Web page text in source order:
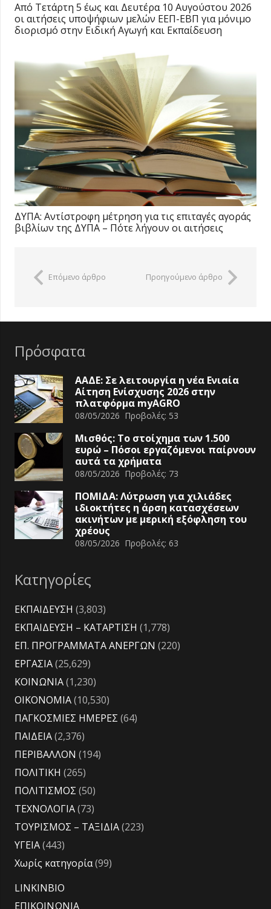
Από Τετάρτη 5 έως και Δευτέρα 10 Αυγούστου 2026
οι αιτήσεις υποψήφιων μελών ΕΕΠ-ΕΒΠ για μόνιμο
διορισμό στην Ειδική Αγωγή και Εκπαίδευση
ΔΥΠΑ: Αντίστροφη μέτρηση για τις επιταγές αγοράς
βιβλίων της ΔΥΠΑ – Πότε λήγουν οι αιτήσεις
Επόμενο άρθρο Προηγούμενο άρθρο
Πρόσφατα
ΑΑΔΕ: Σε λειτουργία η νέα Ενιαία
Αίτηση Ενίσχυσης 2026 στην
πλατφόρμα myAGRO
08/05/2026 Προβολές: 53
Μισθός: Το στοίχημα των 1.500
ευρώ – Πόσοι εργαζόμενοι παίρνουν
αυτά τα χρήματα
08/05/2026 Προβολές: 73
ΠΟΜΙΔΑ: Λύτρωση για χιλιάδες
ιδιοκτήτες η άρση κατασχέσεων
ακινήτων με μερική εξόφληση του
χρέους
08/05/2026 Προβολές: 63
Κατηγορίες
ΕΚΠΑΙΔΕΥΣΗ (3,803)
ΕΚΠΑΙΔΕΥΣΗ – ΚΑΤΑΡΤΙΣΗ (1,778)
ΕΠ. ΠΡΟΓΡΑΜΜΑΤΑ ΑΝΕΡΓΩΝ (220)
ΕΡΓΑΣΙΑ(25,629)
ΚΟΙΝΩΝΙΑ(1,230)
ΟΙΚΟΝΟΜΙΑ(10,530)
ΠΑΓΚΟΣΜΙΕΣ ΗΜΕΡΕΣ (64)
ΠΑΙΔΕΙΑ(2,376)
ΠΕΡΙΒΑΛΛΟΝ (194)
ΠΟΛΙΤΙΚΗ (265)
ΠΟΛΙΤΙΣΜΟΣ (50)
ΤΕΧΝΟΛΟΓΙΑ(73)
ΤΟΥΡΙΣΜΟΣ – ΤΑΞΙΔΙΑ(223)
ΥΓΕΙΑ(443)
Χωρίς κατηγορία(99)
LINKINBIO
ΕΠΙΚΟΙΝΩΝΙΑ